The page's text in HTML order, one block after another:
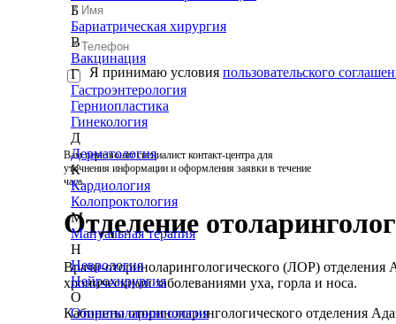
Б
Бариатрическая хирургия
В
Вакцинация
Г
Гастроэнтерология
Герниопластика
Гинекология
Д
Дерматология
К
Кардиология
Колопроктология
М
Мануальная терапия
Н
Неврология
Нейрохирургия
О
Оториноларингология
Я принимаю условия пользовательского
Вам перезвонит специалист контакт-центра для
уточнения информации и оформления заявки в течение
часа.
Отделение
Врачи-оториноларингологического (ЛОР)
хроническими заболеваниями уха, горла и носа.
Кабинеты оториноларингологического отделения